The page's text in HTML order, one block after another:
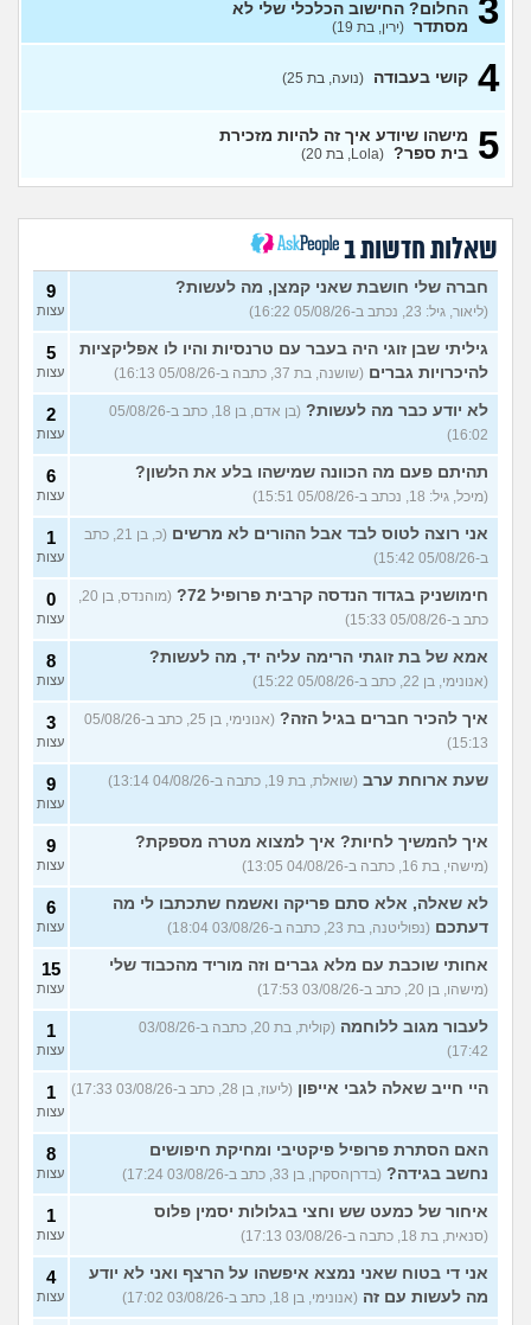
תורים בבלינסון, כדאי? (דוי, בת
בת 26 מרגישה אבודה
26)
(מתעניינת, בת 25)
במה לעבוד? (אנונימי, בן 17)
שחוק עד דמעות מעבודה
זמנית: האם לחתום אבטלה
ולהשקיע בהייטק או למצוא
עבודה אחרת?
(סטודנט, בן 22)
3
עצות
איך מוצאים עבודה בעיר שלי?
(אסי, בן 38)
5
עצות
האם כדאי עגלות באמריקה/
קוסמטיקה?
(אנגל, בת 22)
3
עצות
מסיימת תואר במדמח ולא
יודעת לאן להמשיך מפה
בת 23)
3
עצות
שאלות על המקצוע של הנהלת
חשבונות (מישהי, בת 30)
5
עצות
איך לשפר את הנושא
התעסוקתי? (אנונימית, בת 27)
4
עצות
איך להבין מה הכיוון שלי?
(אנונימית, בת 21)
4
עצות
עוד שאלות חדשות במדור
3 החלום? החישוב הכלכלי שלי לא
מסתדר (ירין, בת 19)
4 קושי בעבודה (נועה, בת 25)
5
מישהו שיודע איך זה להיות מזכירת
בית ספר? (Lola, בת 20)
שאלות חדשות ב
חברה שלי חושבת שאני קמצן, מה לעשות?
(ליאור, גיל: 23, נכתב ב-05/08/26 16:22)
9
עצות
גיליתי שבן זוגי היה בעבר עם טרנסיות והיו לו אפליקציות
להיכרויות גברים (שושנה, בת 37, כתבה ב-05/08/26 16:13)
5
עצות
לא יודע כבר מה לעשות?
(בן אדם, בן 18, כתב ב-05/08/26
16:02)
2
עצות
תהיתם פעם מה הכוונה שמישהו בלע את הלשון?
(מיכל, גיל: 18, נכתב ב-05/08/26 15:51)
6
עצות
אני רוצה לטוס לבד אבל ההורים לא מרשים
(כ, בן 21, כתב
ב-05/08/26 15:42)
1
עצות
חימושניק בגדוד הנדסה קרבית פרופיל 72?
(מוהנדס, בן 20,
כתב ב-05/08/26 15:33)
0
עצות
אמא של בת זוגתי הרימה עליה יד, מה לעשות?
(אנונימי, בן 22, כתב ב-05/08/26 15:22)
8
עצות
איך להכיר חברים בגיל הזה?
(אנונימי, בן 25, כתב ב-05/08/26
15:13)
3
עצות
שעת ארוחת ערב (שואלת, בת 19, כתבה ב-04/08/26 13:14) 9
עצות
איך להמשיך לחיות? איך למצוא מטרה מספקת?
(מישהי, בת 16, כתבה ב-04/08/26 13:05)
9
עצות
לא שאלה, אלא סתם פריקה ואשמח שתכתבו לי מה
דעתכם (נפוליטנה, בת 23, כתבה ב-03/08/26 18:04)
6
עצות
אחותי שוכבת עם מלא גברים וזה מוריד מהכבוד שלי
(מישהו, בן 20, כתב ב-03/08/26 17:53)
15
עצות
לעבור מגוב ללוחמה
(קולית, בת 20, כתבה ב-03/08/26
17:42)
1
עצות
היי חייב שאלה לגבי אייפון (ליעוז, בן 28, כתב ב-03/08/26 17:33) 1
עצות
האם הסתרת פרופיל פיקטיבי ומחיקת חיפושים
נחשב בגידה? (בדרןהסקרן, בן 33, כתב ב-03/08/26 17:24)
8
עצות
איחור של כמעט שש וחצי בגלולות יסמין פלוס
(סנאית, בת 18, כתבה ב-03/08/26 17:13)
1
עצות
אני די בטוח שאני נמצא איפשהו על הרצף ואני לא יודע
מה לעשות עם זה (אנונימי, בן 18, כתב ב-03/08/26 17:02)
4
עצות